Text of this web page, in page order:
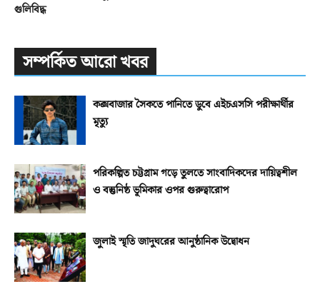
গুলিবিদ্ধ
সম্পর্কিত আরো খবর
কক্সবাজার সৈকতে পানিতে ডুবে এইচএসসি পরীক্ষার্থীর
মৃত্যু
পরিকল্পিত চট্টগ্রাম গড়ে তুলতে সাংবাদিকদের দায়িত্বশীল
ও বস্তুনিষ্ঠ ভূমিকার ওপর গুরুত্বারোপ
জুলাই স্মৃতি জাদুঘরের আনুষ্ঠানিক উদ্বোধন